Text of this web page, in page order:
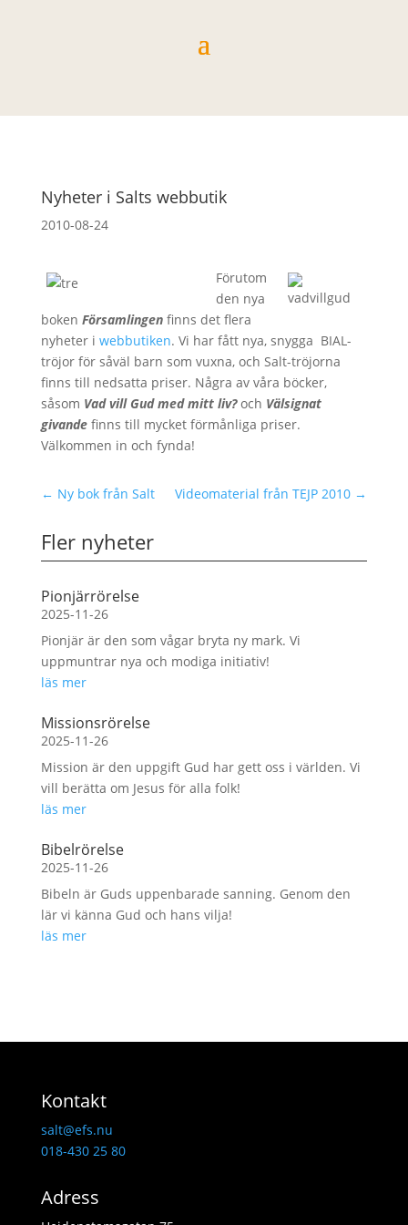
Nyheter i Salts webbutik
2010-08-24
Förutom
den nya
boken Församlingenfinns det flera
nyheter i webbutiken. Vi har fått nya, snygga BIAL-
tröjor för såväl barn som vuxna, och Salt-tröjorna
finns till nedsatta priser. Några av våra böcker,
såsom Vad vill Gud med mitt liv?och Välsignat
givandefinns till mycket förmånliga priser.
Välkommen in och fynda!
← Ny bok från Salt Videomaterial från TEJP 2010 →
Fler nyheter
Pionjärrörelse
2025-11-26
Pionjär är den som vågar bryta ny mark. Vi
uppmuntrar nya och modiga initiativ!
läs mer
Missionsrörelse
2025-11-26
Mission är den uppgift Gud har gett oss i världen. Vi
vill berätta om Jesus för alla folk!
läs mer
Bibelrörelse
2025-11-26
Bibeln är Guds uppenbarade sanning. Genom den
lär vi känna Gud och hans vilja!
läs mer
Kontakt
salt@efs.nu
018-430 25 80
Adress